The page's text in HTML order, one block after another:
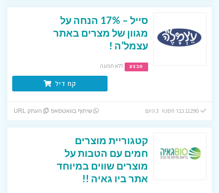
סייל – 17% הנחה על
מגוון של מצרים באתר
עצמל’ה !
מבצע ללא תפוגה
קח דיל
שיתוף בוואטסאפ העתק URL
קטגוריית מוצרים
חמים עם הטבות על
מוצרים שווים במיוחד
אתר ביו גאיה !!